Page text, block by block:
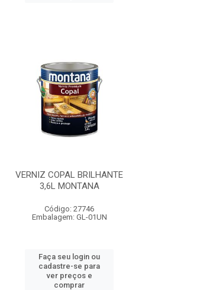
VERNIZ COPAL BRILHANTE
3,6L MONTANA
Código: 27746
Embalagem: GL-01UN
Faça seu login ou
cadastre-se para
ver preços e
comprar